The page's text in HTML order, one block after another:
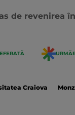
de revenirea
Craiova